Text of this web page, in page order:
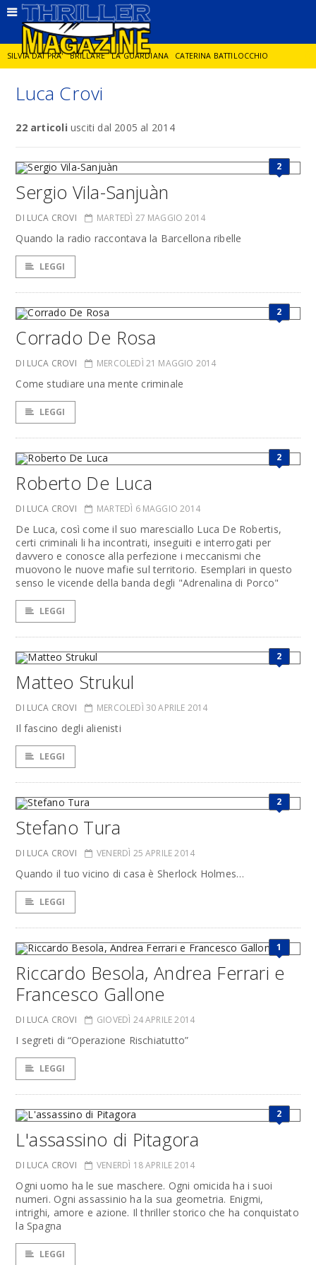
SILVIA DAI PRA' BRILLARE LA GUARDIANA CATERINA BATTILOCCHIO
JORGE DIAZ LA SPIA DELITTO IN CORNICE
Luca Crovi
22 articoli usciti dal 2005 al 2014
2
Sergio Vila-Sanjuàn
DI LUCA CROVI MARTEDÌ 27 MAGGIO 2014
Quando la radio raccontava la Barcellona ribelle
LEGGI
2
Corrado De Rosa
DI LUCA CROVI MERCOLEDÌ 21 MAGGIO 2014
Come studiare una mente criminale
LEGGI
2
Roberto De Luca
DI LUCA CROVI MARTEDÌ 6 MAGGIO 2014
De Luca, così come il suo maresciallo Luca De Robertis,
certi criminali li ha incontrati, inseguiti e interrogati per
davvero e conosce alla perfezione i meccanismi che
muovono le nuove mafie sul territorio. Esemplari in questo
senso le vicende della banda degli "Adrenalina di Porco"
LEGGI
2
Matteo Strukul
DI LUCA CROVI MERCOLEDÌ 30 APRILE 2014
Il fascino degli alienisti
LEGGI
2
Stefano Tura
DI LUCA CROVI VENERDÌ 25 APRILE 2014
Quando il tuo vicino di casa è Sherlock Holmes…
LEGGI
1
Riccardo Besola, Andrea Ferrari e
Francesco Gallone
DI LUCA CROVI GIOVEDÌ 24 APRILE 2014
I segreti di “Operazione Rischiatutto”
LEGGI
2
L'assassino di Pitagora
DI LUCA CROVI VENERDÌ 18 APRILE 2014
Ogni uomo ha le sue maschere. Ogni omicida ha i suoi
numeri. Ogni assassinio ha la sua geometria. Enigmi,
intrighi, amore e azione. Il thriller storico che ha conquistato
la Spagna
LEGGI